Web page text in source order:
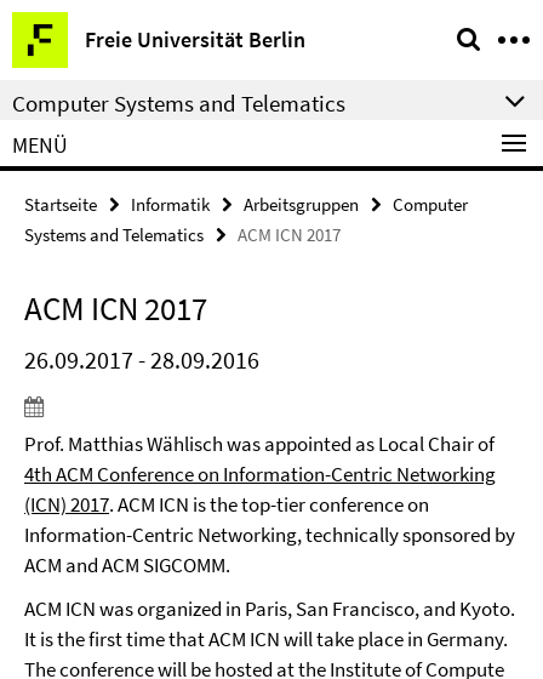
Springe
direkt
zu
Inhalt
Freie Universität Berlin
Service-
Navigation
Computer Systems and Telematics
MENÜ
Startseite Informatik Arbeitsgruppen
Computer
Systems and Telematics
ACM ICN 2017
ACM ICN 2017
26.09.2017 - 28.09.2016
Prof. Matthias Wählisch was appointed as Local Chair of
4th ACM Conference on Information-Centric Networking
(ICN) 2017. ACM ICN is the top-tier conference on
Information-Centric Networking, technically sponsored by
ACM and ACM SIGCOMM.
ACM ICN was organized in Paris, San Francisco, and Kyoto.
It is the first time that ACM ICN will take place in Germany.
The conference will be hosted at the Institute of Compute